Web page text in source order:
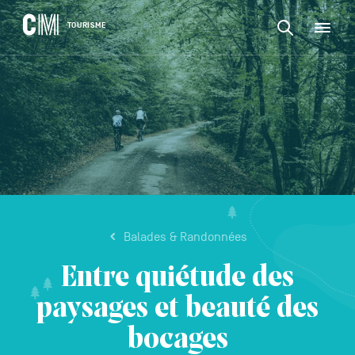
CONTENU
CM
Tourisme
TOURISME
Navigation
principale
Rechercher
une
activité,
un
logement…
Rechercher
une
activité,
un
logement…
VALIDER
Balades & Randonnées
Entre quiétude des
paysages et beauté des
bocages